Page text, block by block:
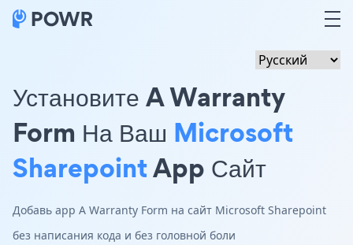
Установите A Warranty
Form На Ваш Microsoft
SharepointApp Сайт
Добавь app A Warranty Form на сайт Microsoft Sharepoint
без написания кода и без головной боли